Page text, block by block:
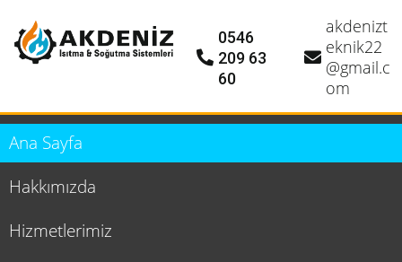
0546
209 63
60
akdenizt
eknik22
@gmail.c
om
Ana Sayfa
Hakkımızda
Hizmetlerimiz